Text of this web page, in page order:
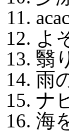
よ
翳
雨
ナ
海